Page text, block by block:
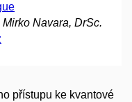
Navara, DrSc.
přístupu ke kvantové